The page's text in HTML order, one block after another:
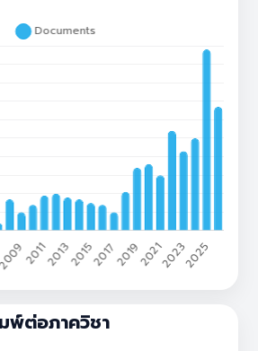
พ์ต่อภาควิชา